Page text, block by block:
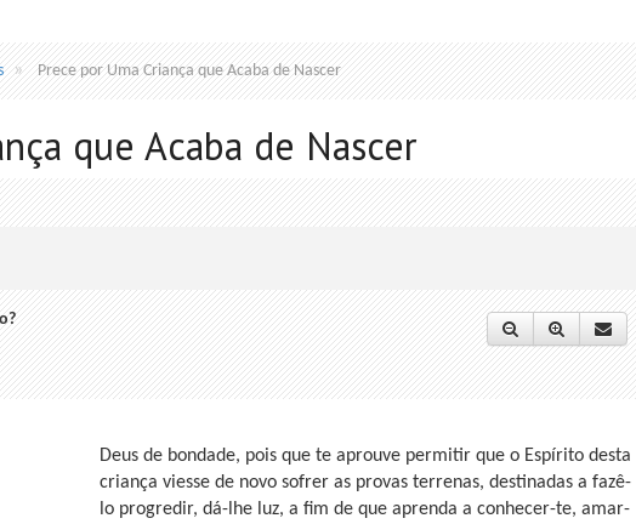
Prece por Uma Criança que Acaba de Nascer
que Acaba de Nascer
Deus de bondade, pois que te aprouve permitir que o Espírito desta
criança viesse de novo sofrer as provas terrenas, destinadas a fazê-
lo progredir, dá-lhe luz, a fim de que aprenda a conhecer-te, amar-